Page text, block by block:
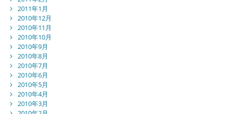
2011年1月
2010年12月
2010年11月
2010年10月
2010年9月
2010年8月
2010年7月
2010年6月
2010年5月
2010年4月
2010年3月